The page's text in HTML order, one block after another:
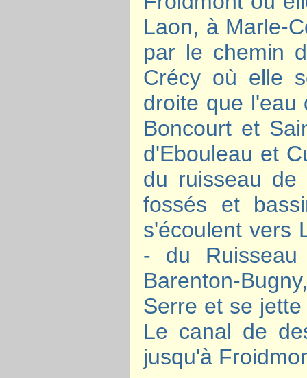
Laon, à Marle-
par le chemin
Crécy où elle
droite que l'eau
Boncourt et
d'Ebouleau et
du ruisseau de
fossés et
s'écoulent vers
- du Ruisseau
Barenton-
Serre et se
Le canal de
jusqu'à